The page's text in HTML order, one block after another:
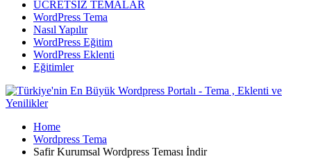
ÜCRETSİZ TEMALAR
WordPress Tema
Nasıl Yapılır
WordPress Eğitim
WordPress Eklenti
Eğitimler
Home
Wordpress Tema
Safir Kurumsal Wordpress Teması İndir